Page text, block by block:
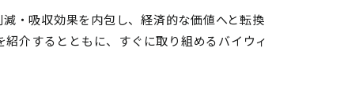
・吸収効果を内包し、経済的な価値へと転換
介するとともに、すぐに取り組めるバイウィ